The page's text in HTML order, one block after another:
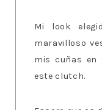
Mi look
maravilloso
mis cuñas en
este clutch.